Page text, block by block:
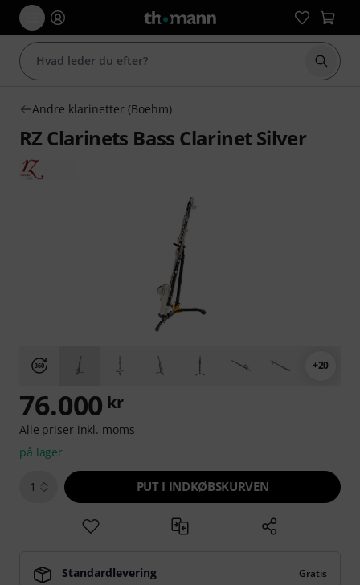
Start
Andre klarinetter (Boehm)
RZ Clarinets Bass Clarinet Silver
+20
76.000 kr
Alle priser inkl. moms
på lager
1 PUT I INDKØBSKURVEN
Standardlevering
Gratis